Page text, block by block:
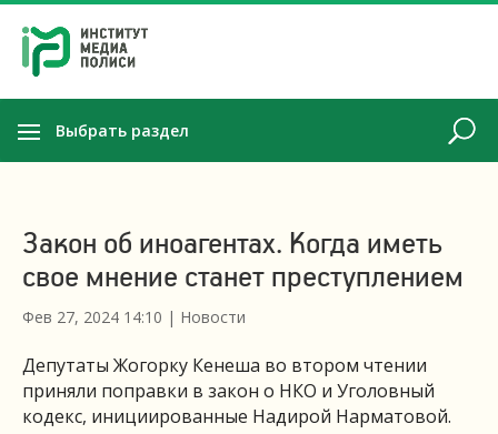
Выбрать раздел
Закон об иноагентах. Когда иметь
свое мнение станет преступлением
Фев 27, 2024 14:10 | Новости
Депутаты Жогорку Кенеша во втором чтении
приняли поправки в закон о НКО и Уголовный
кодекс, инициированные Надирой Нарматовой.